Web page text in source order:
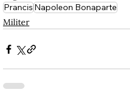
PrancisNapoleon Bonaparte
Militer